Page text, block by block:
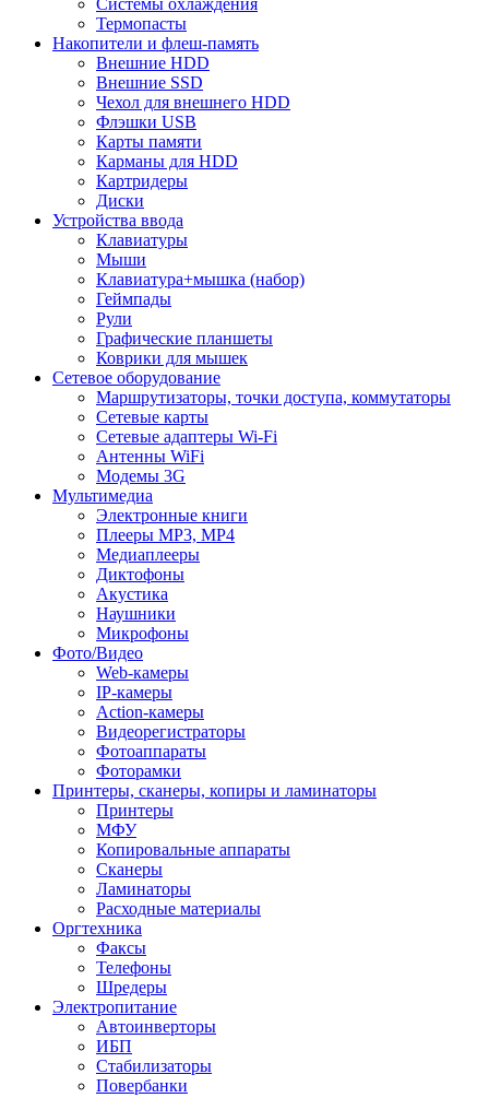
Системы охлаждения
Термопасты
Накопители и флеш-память
Внешние HDD
Внешние SSD
Чехол для внешнего HDD
Флэшки USB
Карты памяти
Карманы для HDD
Картридеры
Диски
Устройства ввода
Клавиатуры
Мыши
Клавиатура+мышка (набор)
Геймпады
Рули
Графические планшеты
Коврики для мышек
Сетевое оборудование
Маршрутизаторы, точки доступа, коммутаторы
Сетевые карты
Сетевые адаптеры Wi-Fi
Антенны WiFi
Модемы 3G
Мультимедиа
Электронные книги
Плееры MP3, MP4
Медиаплееры
Диктофоны
Акустика
Наушники
Микрофоны
Фото/Видео
Web-камеры
IP-камеры
Action-камеры
Видеорегистраторы
Фотоаппараты
Фоторамки
Принтеры, сканеры, копиры и ламинаторы
Принтеры
МФУ
Копировальные аппараты
Сканеры
Ламинаторы
Расходные материалы
Оргтехника
Факсы
Телефоны
Шредеры
Электропитание
Автоинверторы
ИБП
Стабилизаторы
Повербанки